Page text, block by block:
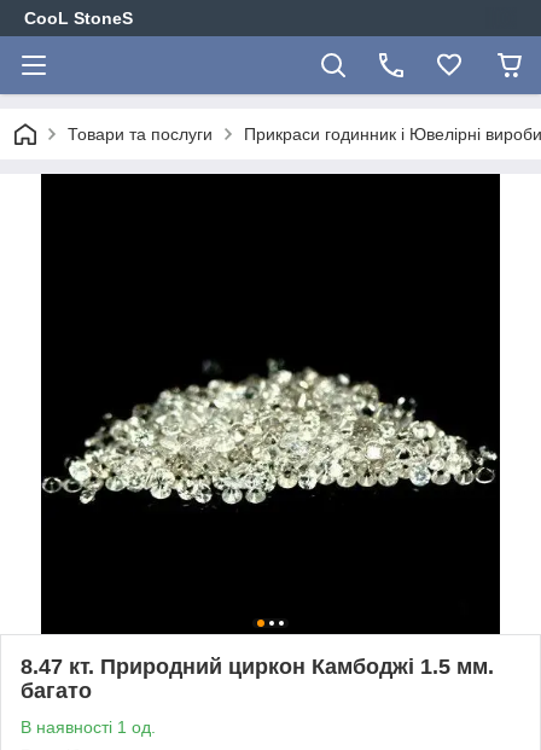
CooL StoneS
Товари та послуги Прикраси годинник і Ювелірні
8.47 кт. Природний циркон Камбоджі 1.5 мм.
багато
В наявності 1 од.